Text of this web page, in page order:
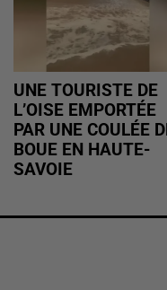
UNE TOURISTE DE
L’OISE EMPORTÉE
PAR UNE COULÉE
BOUE EN HAUTE-
SAVOIE